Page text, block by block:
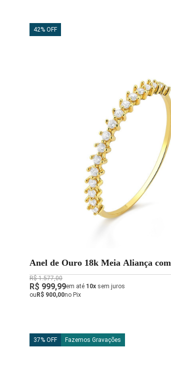
42% OFF
Anel de Ouro 18k Meia Aliança com
Zircônias
R$ 1.577,00
R$ 999,99em até 10x sem juros
ou R$ 900,00no Pix
37% OFF Fazemos Gravações